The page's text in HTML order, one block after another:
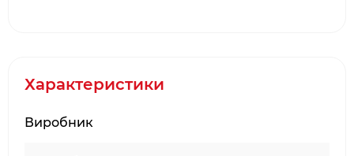
Можна мити в посудомийній машині
Характеристики
Виробник